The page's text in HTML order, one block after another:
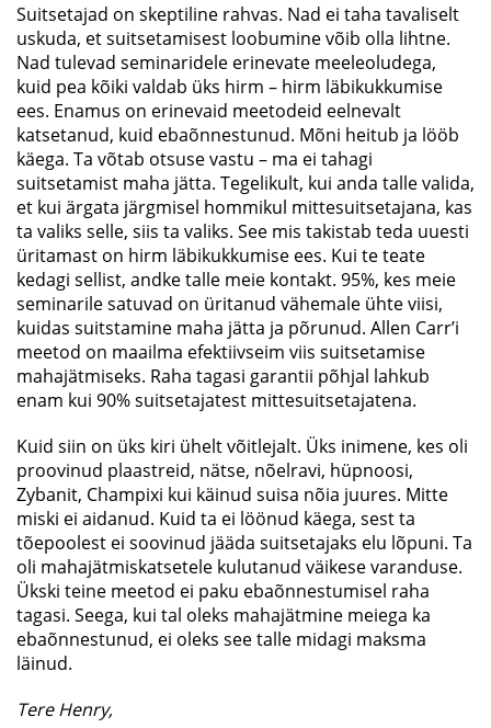
Suitsetajad on skeptiline rahvas. Nad ei taha tavaliselt
uskuda, et suitsetamisest loobumine võib olla lihtne.
Nad tulevad seminaridele erinevate meeleoludega,
kuid pea kõiki valdab üks hirm – hirm läbikukkumise
ees. Enamus on erinevaid meetodeid eelnevalt
katsetanud, kuid ebaõnnestunud. Mõni heitub ja lööb
käega. Ta võtab otsuse vastu – ma ei tahagi
suitsetamist maha jätta. Tegelikult, kui anda talle valida,
et kui ärgata järgmisel hommikul mittesuitsetajana, kas
ta valiks selle, siis ta valiks. See mis takistab teda uuesti
üritamast on hirm läbikukkumise ees. Kui te teate
kedagi sellist, andke talle meie kontakt. 95%, kes meie
seminarile satuvad on üritanud vähemale ühte viisi,
kuidas suitstamine maha jätta ja põrunud. Allen Carr’i
meetod on maailma efektiivseim viis suitsetamise
mahajätmiseks. Raha tagasi garantii põhjal lahkub
enam kui 90% suitsetajatest mittesuitsetajatena.
Kuid siin on üks kiri ühelt võitlejalt. Üks inimene, kes oli
proovinud plaastreid, nätse, nõelravi, hüpnoosi,
Zybanit, Champixi kui käinud suisa nõia juures. Mitte
miski ei aidanud. Kuid ta ei löönud käega, sest ta
tõepoolest ei soovinud jääda suitsetajaks elu lõpuni. Ta
oli mahajätmiskatsetele kulutanud väikese varanduse.
Ükski teine meetod ei paku ebaõnnestumisel raha
tagasi. Seega, kui tal oleks mahajätmine meiega ka
ebaõnnestunud, ei oleks see talle midagi maksma
läinud.
Tere Henry,